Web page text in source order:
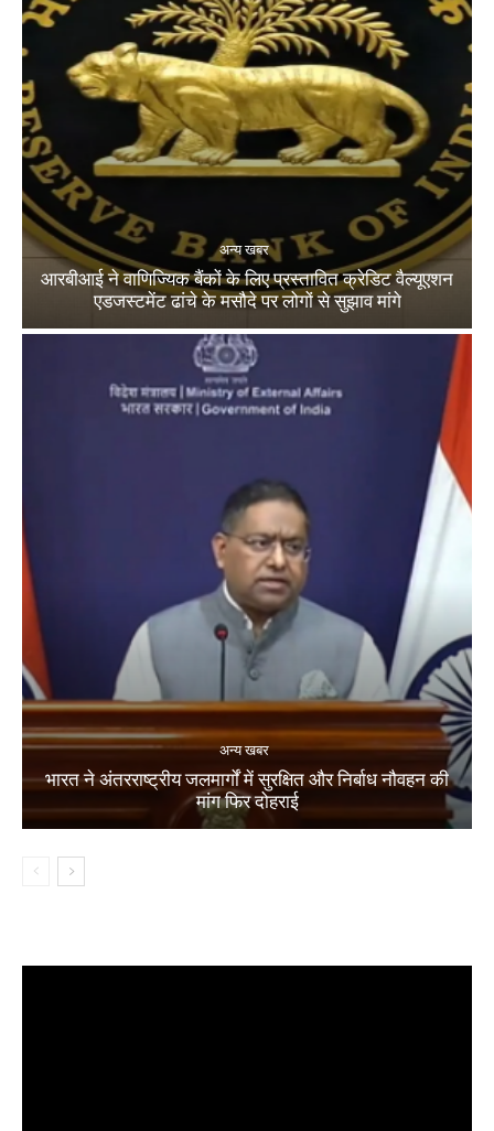
अन्य खबर
आरबीआई ने वाणिज्यिक बैंकों के लिए प्रस्तावित क्रेडिट वैल्यूएशन
एडजस्टमेंट ढांचे के मसौदे पर लोगों से सुझाव मांगे
अन्य खबर
भारत ने अंतरराष्ट्रीय जलमार्गों में सुरक्षित और निर्बाध नौवहन की
मांग फिर दोहराई